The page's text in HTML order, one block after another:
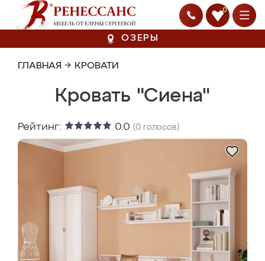
0
ОЗЕРЫ
ГЛАВНАЯ → КРОВАТИ
Кровать "Сиена"
Рейтинг: 0.0 (0 голосов)